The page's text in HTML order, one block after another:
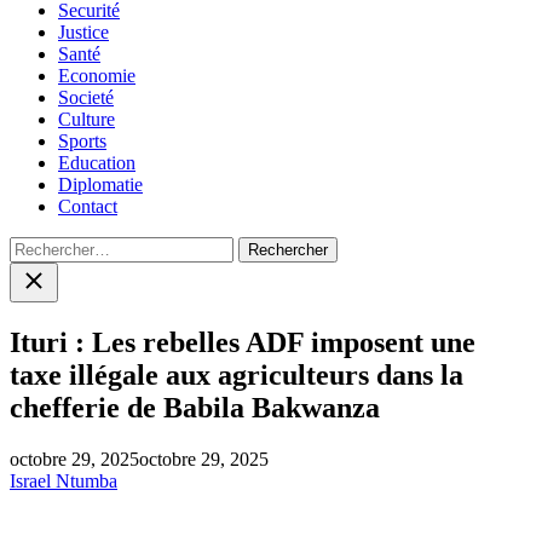
Securité
Justice
Santé
Economie
Societé
Culture
Sports
Education
Diplomatie
Contact
Rechercher :
Close
search
Ituri : Les rebelles ADF imposent une
taxe illégale aux agriculteurs dans la
chefferie de Babila Bakwanza
octobre 29, 2025octobre 29, 2025
Israel Ntumba